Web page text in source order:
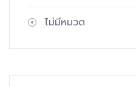
ไม่มีหมวด